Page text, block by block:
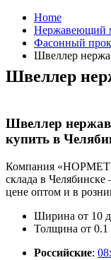
Home
Нержавеющий
Фасонный
Швеллер
Швеллер
Швеллер
купить в
Компания «НОРМЕТ»
склада в
цене оптом и в
Ширина от 10
Толщина от 0.1
Российские: